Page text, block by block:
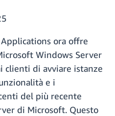
ora offre
Windows Server
clienti di avviare istanze
e i
del più recente
di Microsoft. Questo